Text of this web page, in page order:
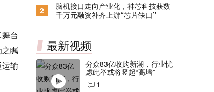
台
瞩
输
2
脑机接口走向产业化，神芯科技获数
千万元融资补齐上游“芯片缺口”
最新视频
分众83亿收购新潮，行业忧
虑此举或将竖起“高墙”
1